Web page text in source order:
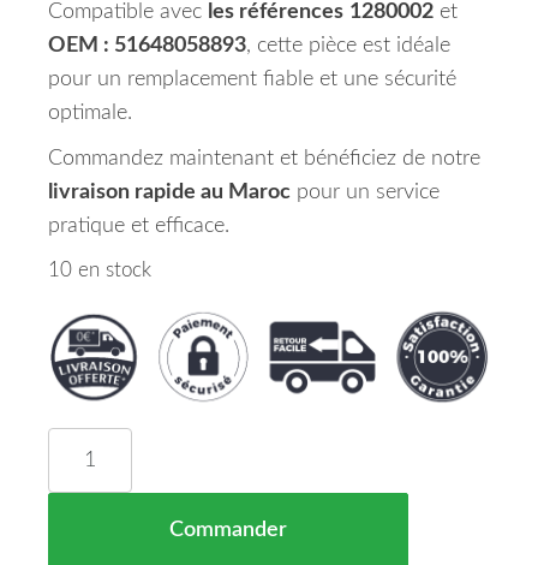
Compatible avec les références 1280002 et
OEM : 51648058893, cette pièce est idéale
pour un remplacement fiable et une sécurité
optimale.
Commandez maintenant et bénéficiez de notre
livraison rapide au Maroc pour un service
pratique et efficace.
10 en stock
Commander